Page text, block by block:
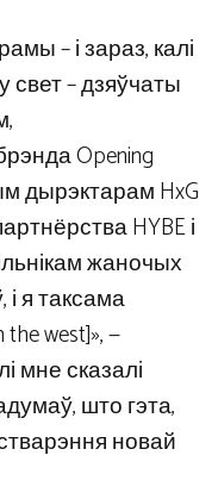
– і зараз, калі
свет – дзяўчаты
Opening
дырэктарам HxG
HYBE і
жаночых
і я таксама
west]», —
мне сказалі
што гэта,
новай